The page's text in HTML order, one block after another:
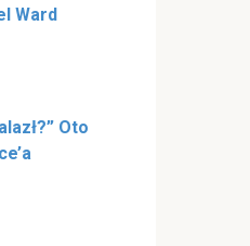
Ward
Oto